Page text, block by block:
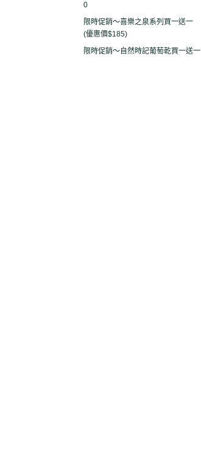
0
限時促銷～喜樂之泉系列買一送一
(優惠價$185)
限時促銷～自然時記葡萄乾買一送一